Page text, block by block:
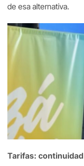
de esa alternativa.
Tarifas: